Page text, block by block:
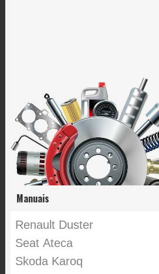
Manuais
Renault Duster
Seat Ateca
Skoda Karoq